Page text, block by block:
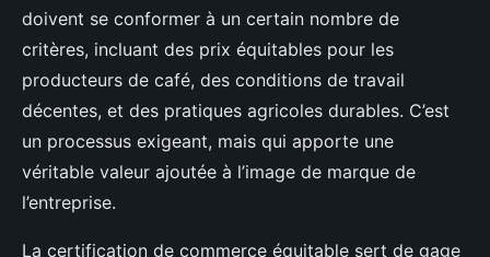
doivent se conformer à un certain nombre de
critères, incluant des prix équitables pour les
producteurs de café, des conditions de travail
décentes, et des pratiques agricoles durables. C’est
un processus exigeant, mais qui apporte une
véritable valeur ajoutée à l’image de marque de
l’entreprise.
La certification de commerce équitable sert de gage